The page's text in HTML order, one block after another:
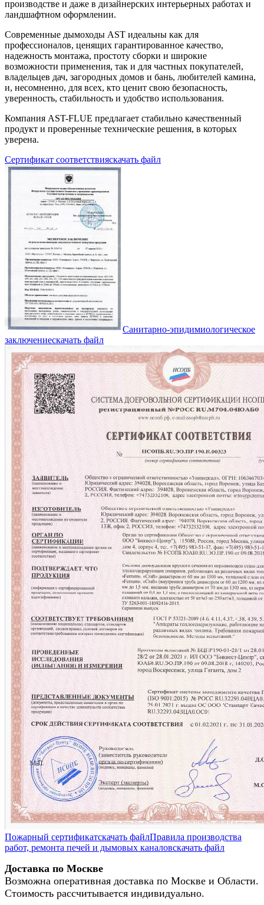
производстве и даже в дизайнерских интерьерных работах и
ландшафтном оформлении.
Современные дымоходы AST идеальны как для
профессионалов, ценящих гарантированное качество,
надежность монтажа, простоту сборки и широкие
возможности применения, так и для частных покупателей,
владельцев дач, загородных домов и бань, любителей камина,
и, несомненно, для всех, кто ценит свою безопасность,
уверенность, стабильность и удобство использования.
Компания AST-FLUE предлагает стабильно качественный
продукт и проверенные технические решения, в которых
уверена.
Сертификат соответствияскачать файл
Санитарно-эпидимиологическое
заключениескачать файл
Пожарный сертификатскачать файлПравила производства
работ, ремонта печей и дымовых каналовскачать файл
Доставка по Москве
Возможна оперативная доставка по Москве и Области.
Стоимость рассчитывается индивидуально.